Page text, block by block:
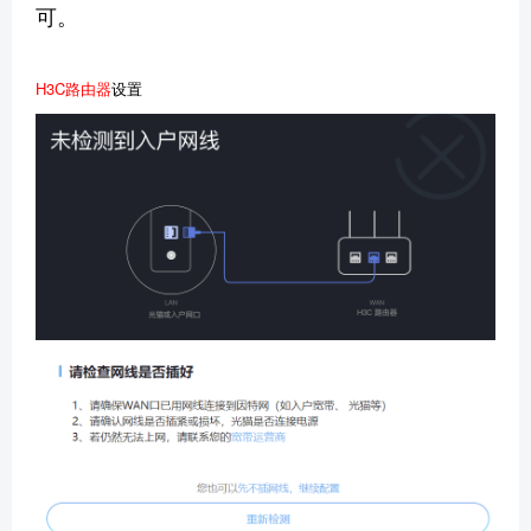
可。
H3C路由器设置